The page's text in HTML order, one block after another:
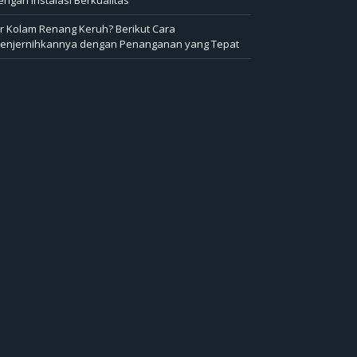
Kolam Renang Keruh? Berikut Cara
dengan Penanganan yang Tepat